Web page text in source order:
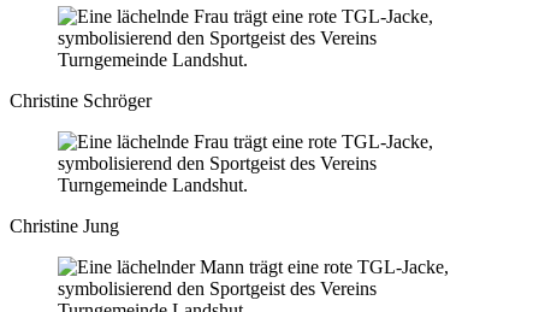
Christine Schröger
Christine Jung